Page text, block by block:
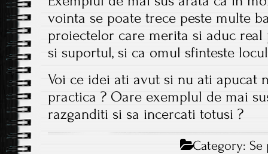
vointa se poate trece peste multe
proiectelor care merita si aduc real
si suportul, si ca omul sfinteste
Voi ce idei ati avut si nu ati apucat
practica ? Oare exemplul de mai
razganditi si sa incercati totusi ?
Category:Se